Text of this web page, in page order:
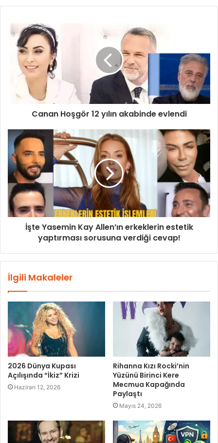
Canan Hoşgör 12 yılın akabinde evlendi
İşte Yasemin Kay Allen’ın erkeklerin estetik
yaptırması sorusuna verdiği cevap!
İlgili Makaleler
2026 Dünya Kupası
Açılışında “İkiz” Krizi
Haziran 12, 2026
Rihanna Kızı Rocki’nin
Yüzünü Birinci Kere
Mecmua Kapağında
Paylaştı
Mayıs 24, 2026